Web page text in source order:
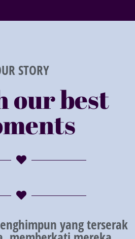
STORY
our best
yang terserak